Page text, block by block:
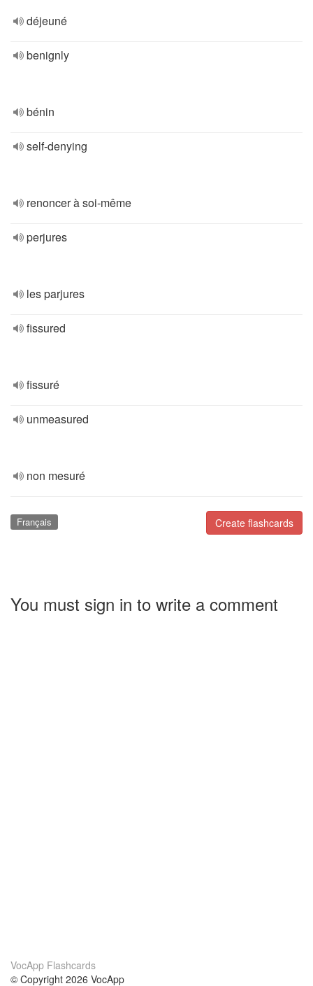
déjeuné
benignly
bénin
self-denying
renoncer à soi-même
perjures
les parjures
fissured
fissuré
unmeasured
non mesuré
Create flashcards
Français
You must sign in to write a comment
VocApp Flashcards
© Copyright 2026 VocApp